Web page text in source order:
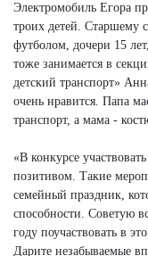
Электромобиль Егора
троих детей. Старшему
футболом, дочери 15
тоже занимается в
детский транспорт»
очень нравится. Папа
транспорт, а мама -
«В конкурсе
позитивом. Такие
семейный праздник,
способности. Советую
году поучаствовать в
Дарите незабываемые